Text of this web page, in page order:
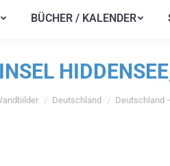
BÜCHER / KALENDER
sich hier:Deutschland Deutschland
BÜCHER / KALENDER